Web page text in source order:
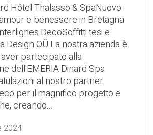
Hôtel Thalasso & SpaNuovo
e benessere in Bretagna
DecoSoffitti tesi e
Design OÜ La nostra azienda è
partecipato alla
dell'EMERIA Dinard Spa
al nostro partner
per il magnifico progetto e
creando...
2024